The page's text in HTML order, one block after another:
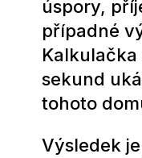
úspory,
případné
sekund
tohoto
Výsledek